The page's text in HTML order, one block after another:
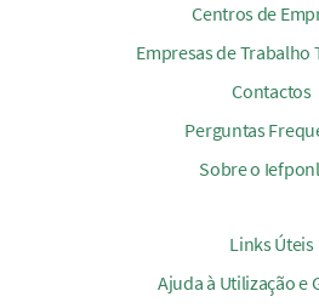
Centros de
Empresas de Trabalho
Contactos
Perguntas
Sobre o
Links Úteis
Ajuda à Utilização e